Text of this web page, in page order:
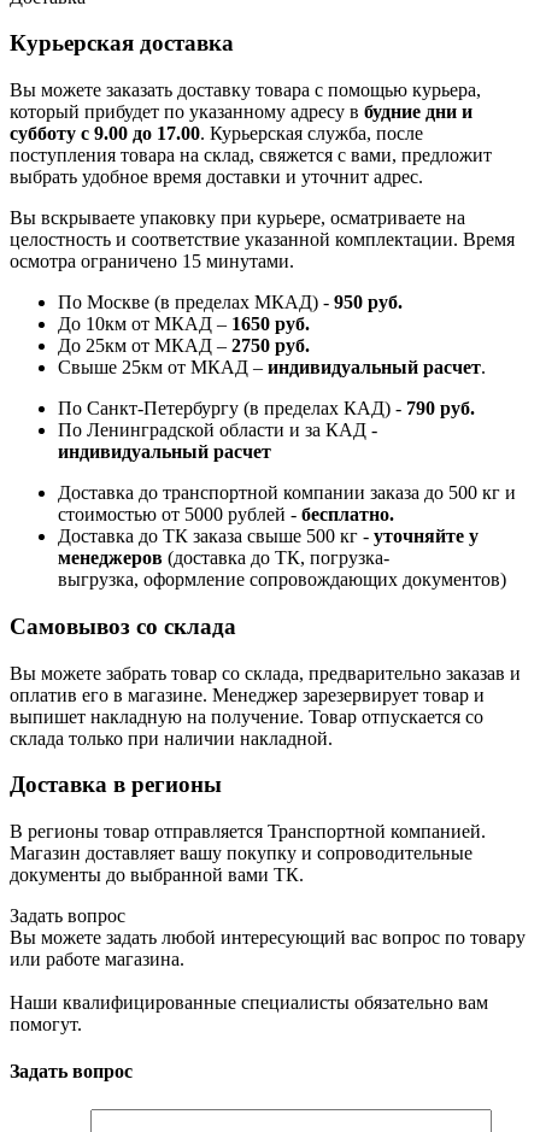
Курьерская доставка
Вы можете заказать доставку товара с помощью курьера,
который прибудет по указанному адресу в будние дни и
субботу с 9.00 до 17.00. Курьерская служба, после
поступления товара на склад, свяжется с вами, предложит
выбрать удобное время доставки и уточнит адрес.
Вы вскрываете упаковку при курьере, осматриваете на
целостность и соответствие указанной комплектации. Время
осмотра ограничено 15 минутами.
По Москве (в пределах МКАД) - 950 руб.
До 10км от МКАД – 1650 руб.
До 25км от МКАД – 2750 руб.
Свыше 25км от МКАД – индивидуальный расчет.
По Санкт-Петербургу (в пределах КАД) - 790 руб.
По Ленинградской области и за КАД -
индивидуальный расчет
Доставка до транспортной компании заказа до 500 кг и
стоимостью от 5000 рублей - бесплатно.
Доставка до ТК заказа свыше 500 кг - уточняйте у
менеджеров (доставка до ТК, погрузка-
выгрузка, оформление сопровождающих документов)
Самовывоз со склада
Вы можете забрать товар со склада, предварительно заказав и
оплатив его в магазине. Менеджер зарезервирует товар и
выпишет накладную на получение. Товар отпускается со
склада только при наличии накладной.
Доставка в регионы
В регионы товар отправляется Транспортной компанией.
Магазин доставляет вашу покупку и сопроводительные
документы до выбранной вами ТК.
Задать вопрос
Вы можете задать любой интересующий вас вопрос по товару
или работе магазина.
Наши квалифицированные специалисты обязательно вам
помогут.
Задать вопрос